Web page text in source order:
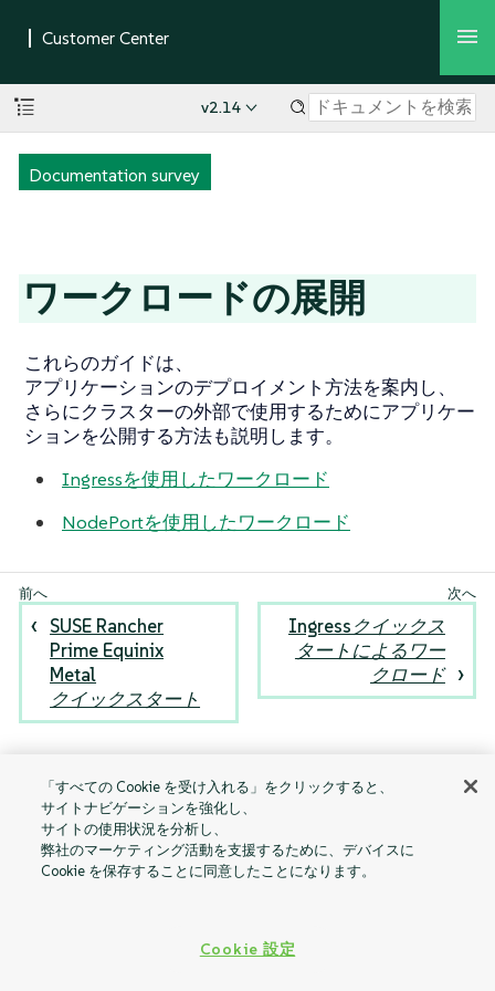
v2.14
Documentation survey
ワークロードの展開
これらのガイドは、
アプリケーションのデプロイメント方法を案内し、
さらにクラスターの外部で使用するためにアプリケー
ションを公開する方法も説明します。
Ingressを使用したワークロード
NodePortを使用したワークロード
SUSE Rancher
Prime Equinix
Metal
クイックスタート
Ingressクイックス
タートによるワー
クロード
「すべての Cookie を受け入れる」をクリックすると、
サイトナビゲーションを強化し、
サイトの使用状況を分析し、
弊社のマーケティング活動を支援するために、デバイスに
Cookie を保存することに同意したことになります。
Cookie 設定